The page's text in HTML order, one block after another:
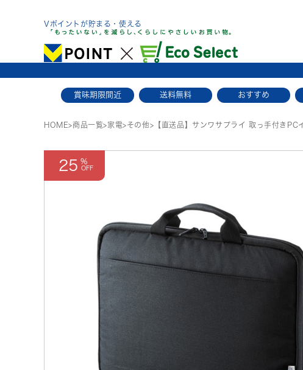
Vポイントが貯まる・使える
賞味期限間近 送料無料 おすすめ
HOME>商品一覧>家電>その他> 【直送品】サンワサプライ 取っ手付き
25